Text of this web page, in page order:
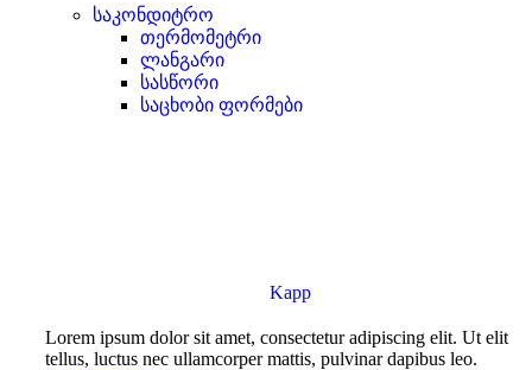
საკონდიტრო
თერმომეტრი
ლანგარი
სასწორი
საცხობი ფორმები
Kapp
Lorem ipsum dolor sit amet, consectetur adipiscing elit. Ut elit
tellus, luctus nec ullamcorper mattis, pulvinar dapibus leo.